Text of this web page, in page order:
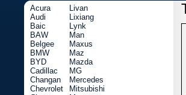
Acura
Audi
Baic
BAW
Belgee
BMW
BYD
Cadillac
Changan
Chevrolet
Livan
Lixiang
Lynk
Man
Maxus
Maz
Mazda
MG
Mercedes
Mitsubishi